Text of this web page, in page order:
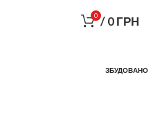
0 /0ГРН
ЗБУДОВАНО